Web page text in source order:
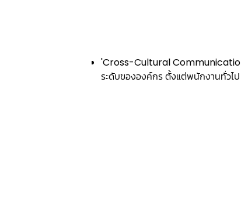
'Cross-Cultural
ระดับขององค์กร ตั้งแต่พนักงานทั่วไ